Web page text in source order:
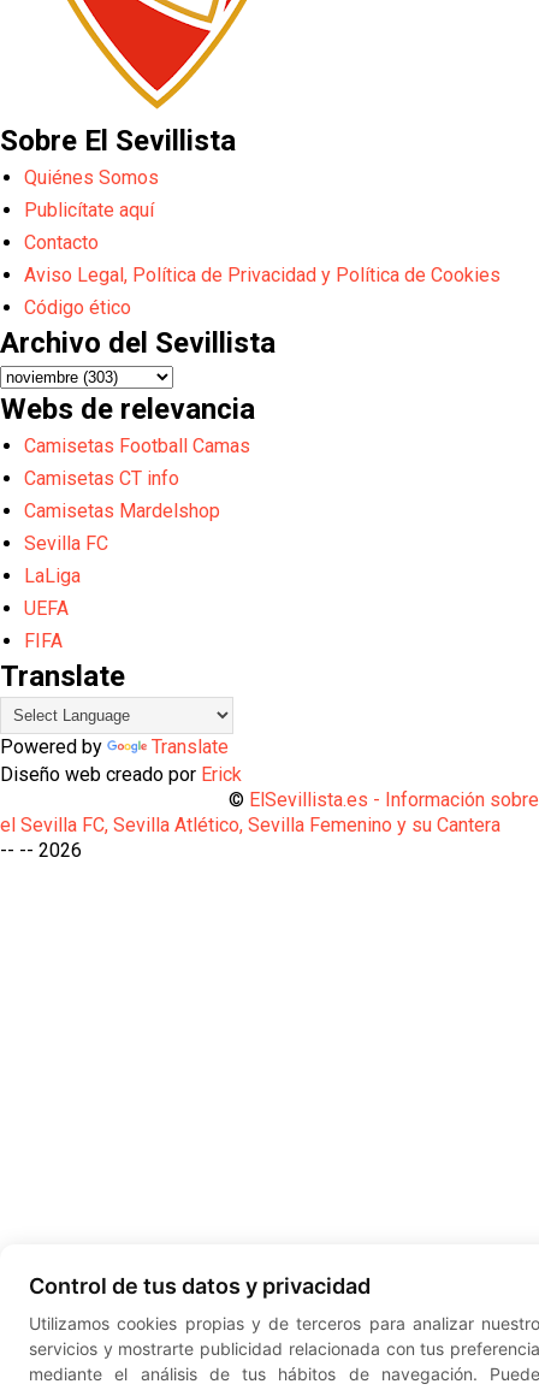
Sobre El Sevillista
Quiénes Somos
Publicítate aquí
Contacto
Aviso Legal, Política de Privacidad y Política de Cookies
Código ético
Archivo del Sevillista
Webs de relevancia
Camisetas Football Camas
Camisetas CT info
Camisetas Mardelshop
Sevilla FC
LaLiga
UEFA
FIFA
Translate
Powered by
Translate
Diseño web creado por Erick
© ElSevillista.es - Información sobre
el Sevilla FC, Sevilla Atlético, Sevilla Femenino y su Cantera
-- --
Control de tus datos y privacidad
Utilizamos cookies propias y de terceros para analizar
servicios y mostrarte publicidad relacionada con tus
mediante el análisis de tus hábitos de navegación.
2026